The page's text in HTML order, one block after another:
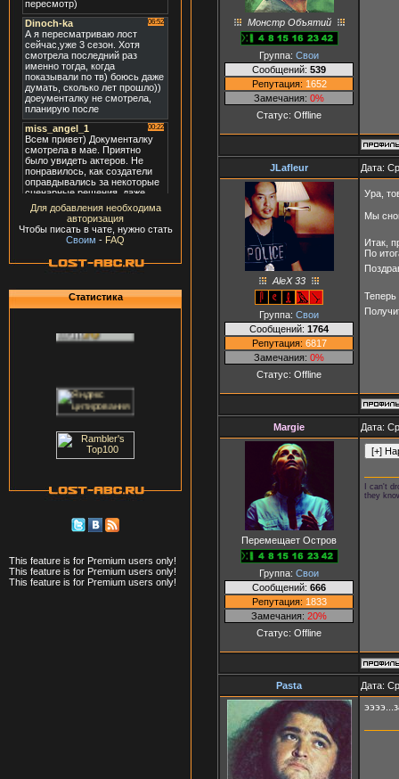
Для добавления необходима
авторизация
Чтобы писать в чате, нужно стать
Своим - FAQ
Статистика
This feature is for Premium users only!
This feature is for Premium users only!
This feature is for Premium users only!
Монстр Объятий
Группа: Свои
Сообщений: 539
Репутация: 1652
Замечания: 0%
Статус: Offline
JLafleur Дата:
AleX 33
Группа: Свои
Сообщений: 1764
Репутация: 6817
Замечания: 0%
Статус: Offline
Ура,
Мы
Итак,
По
Margie Дата:
Перемещает Остров
Группа: Свои
Сообщений: 666
Репутация: 1833
Замечания: 20%
Статус: Offline
I can't
they
Pasta Дата: